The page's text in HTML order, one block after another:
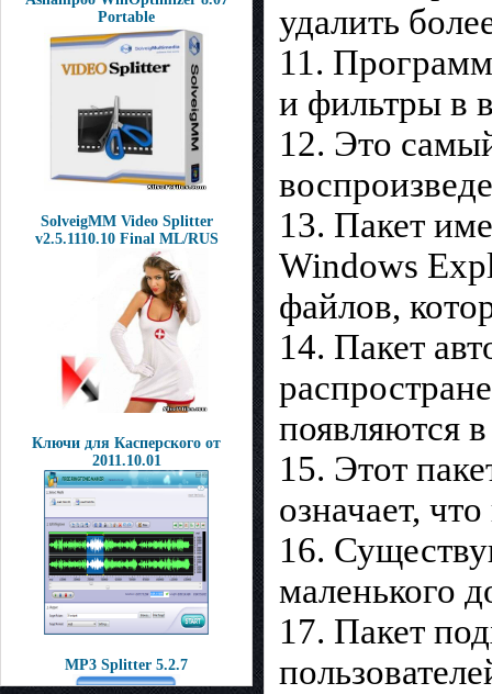
Portable
SolveigMM Video Splitter
v2.5.1110.10 Final ML/RUS
Ключи для Касперского от
2011.10.01
MP3 Splitter 5.2.7
удалить
11.
и фильтры в
12. Это
13. Пакет
Windows
файлов,
14. Пакет
появляются
15. Этот
означает,
16.
маленького
17. Пакет